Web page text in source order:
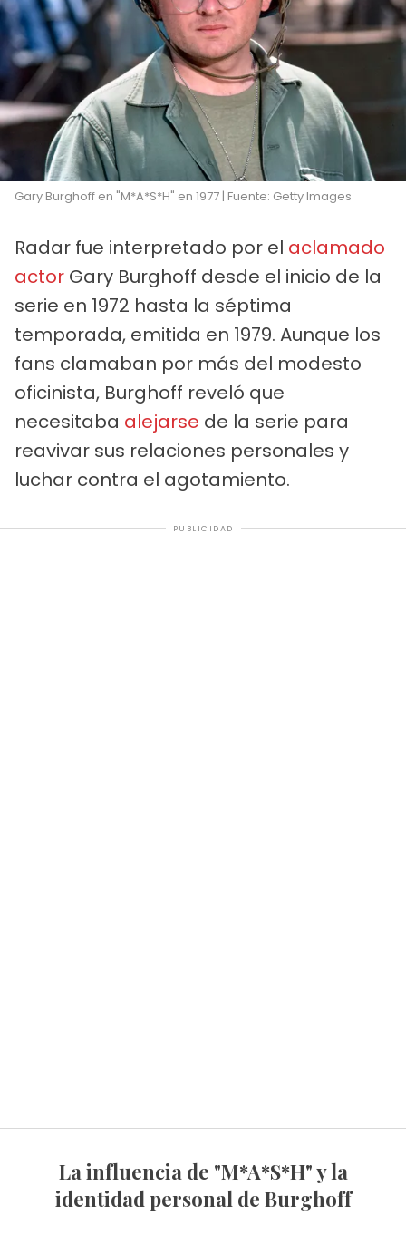
Gary Burghoff en "M*A*S*H" en 1977 | Fuente: Getty Images
Radar fue interpretado por el aclamado
actor Gary Burghoff desde el inicio de la
serie en 1972 hasta la séptima
temporada, emitida en 1979. Aunque los
fans clamaban por más del modesto
oficinista, Burghoff reveló que
necesitaba alejarse de la serie para
reavivar sus relaciones personales y
luchar contra el agotamiento.
PUBLICIDAD
La influencia de "M*A*S*H" y la
identidad personal de Burghoff